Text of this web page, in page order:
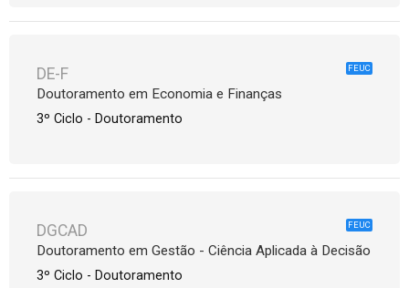
FEUC
DE-F
Doutoramento em Economia e Finanças
3º Ciclo - Doutoramento
FEUC
DGCAD
Doutoramento em Gestão - Ciência Aplicada à Decisão
3º Ciclo - Doutoramento